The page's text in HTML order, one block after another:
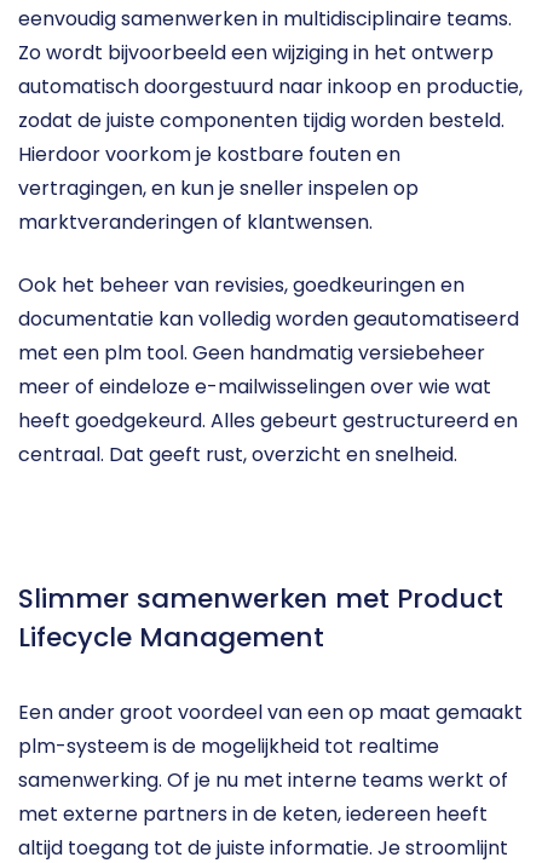
eenvoudig samenwerken in multidisciplinaire teams.
Zo wordt bijvoorbeeld een wijziging in het ontwerp
automatisch doorgestuurd naar inkoop en productie,
zodat de juiste componenten tijdig worden besteld.
Hierdoor voorkom je kostbare fouten en
vertragingen, en kun je sneller inspelen op
marktveranderingen of klantwensen.
Ook het beheer van revisies, goedkeuringen en
documentatie kan volledig worden geautomatiseerd
met een plm tool. Geen handmatig versiebeheer
meer of eindeloze e-mailwisselingen over wie wat
heeft goedgekeurd. Alles gebeurt gestructureerd en
centraal. Dat geeft rust, overzicht en snelheid.
Slimmer samenwerken met Product
Lifecycle Management
Een ander groot voordeel van een op maat gemaakt
plm-systeem is de mogelijkheid tot realtime
samenwerking. Of je nu met interne teams werkt of
met externe partners in de keten, iedereen heeft
altijd toegang tot de juiste informatie. Je stroomlijnt